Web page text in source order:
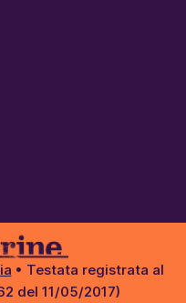
• Testata registrata al
del 11/05/2017)